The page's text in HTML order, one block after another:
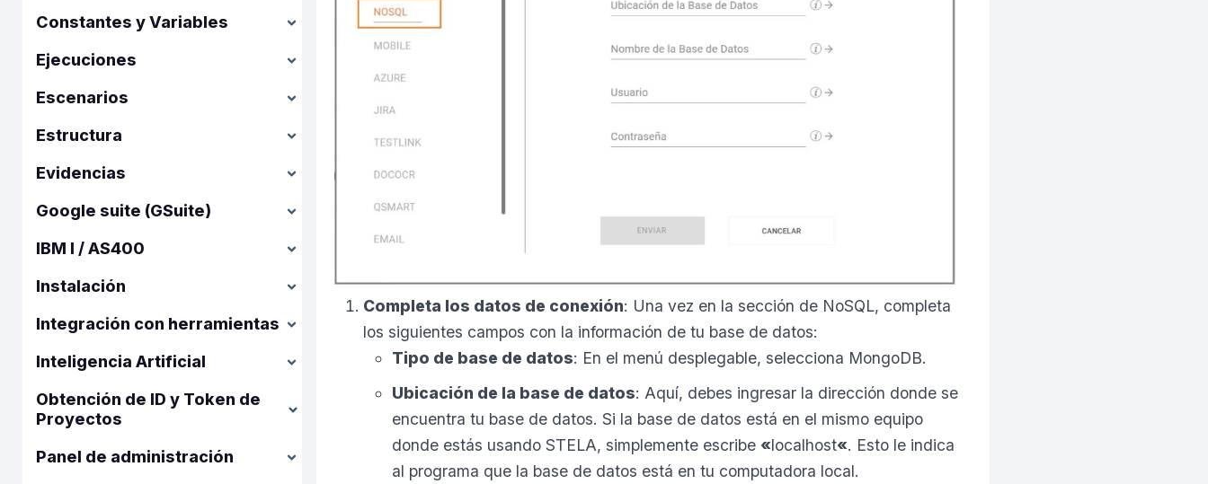
Constantes y Variables
Ejecuciones
Escenarios
Estructura
Evidencias
Google suite (GSuite)
IBM I / AS400
Instalación
Integración con herramientas
Inteligencia Artificial
Obtención de ID y Token de
Proyectos
Panel de administración
Completa los datos de conexión: Una vez en la sección de NoSQL, completa
los siguientes campos con la información de tu base de datos:
Tipo de base de datos: En el menú desplegable, selecciona MongoDB.
Ubicación de la base de datos: Aquí, debes ingresar la dirección donde se
encuentra tu base de datos. Si la base de datos está en el mismo equipo
donde estás usando STELA, simplemente escribe «localhost«. Esto le indica
al programa que la base de datos está en tu computadora local.